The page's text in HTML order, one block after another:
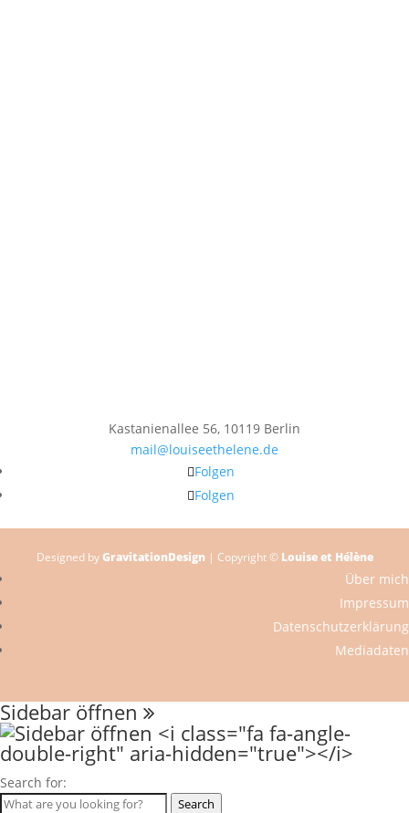
Kastanienallee 56, 10119 Berlin
mail@louiseethelene.de
Folgen
Folgen
Designed byGravitationDesign | Copyright © Louise et Hélène
Über mich
Impressum
Datenschutzerklärung
Mediadaten
Sidebar öffnen
Search for:
Search